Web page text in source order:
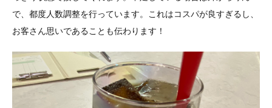
で、都度人数調整を行っています。これはコスパが良すぎるし、
お客さん思いであることも伝わります！